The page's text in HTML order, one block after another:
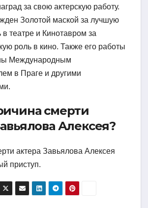
за свою актерскую работу.
Золотой маской за лучшую
театре и Кинотавром за
роль в кино. Также его работы
Международным
в Праге и другими
смерти
Алексея?
актера Завьялова Алексея
приступ.